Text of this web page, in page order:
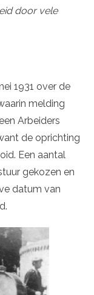
door vele
1931 over de
melding
Arbeiders
de oprichting
Een aantal
gekozen en
datum van